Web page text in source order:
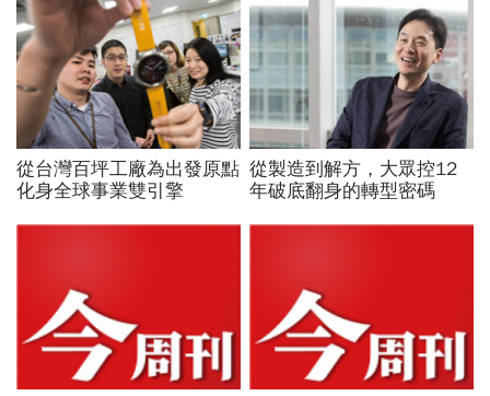
從台灣百坪工廠為出發原點
化身全球事業雙引擎
從製造到解方，大眾控12
年破底翻身的轉型密碼